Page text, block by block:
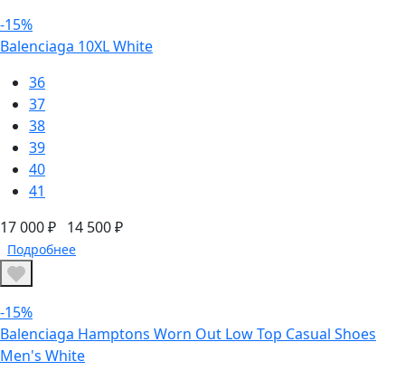
-15%
Balenciaga 10XL White
36
37
38
39
40
41
17 000 ₽ 14 500 ₽
Подробнее
-15%
Balenciaga Hamptons Worn Out Low Top Casual Shoes
Men's White